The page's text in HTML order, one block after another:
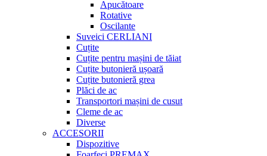
Apucătoare
Rotative
Oscilante
Suveici CERLIANI
Cuțite
Cuțite pentru mașini de tăiat
Cuțite butonieră ușoară
Cuțite butonieră grea
Plăci de ac
Transportori mașini de cusut
Cleme de ac
Diverse
ACCESORII
Dispozitive